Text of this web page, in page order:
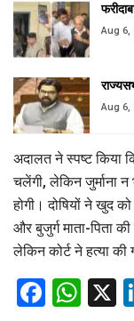
Aug 6,
Aug 6,
अदालत ने स्पष्ट किया
चलेंगी, लेकिन जुर्माना
होगी। दोषियों ने खुद को
और बुजुर्ग माता-पिता
लेकिन कोर्ट ने हत्या
X